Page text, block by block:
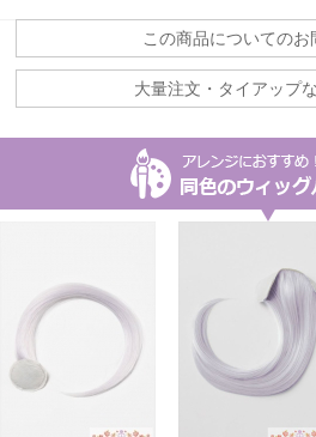
この商品についてのお
大量注文・タイアップ